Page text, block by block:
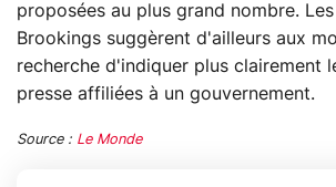
proposées au plus grand nombre.
Brookings suggèrent d'ailleurs aux
recherche d'indiquer plus clairement
presse affiliées à un gouvernement.
Source : Le Monde